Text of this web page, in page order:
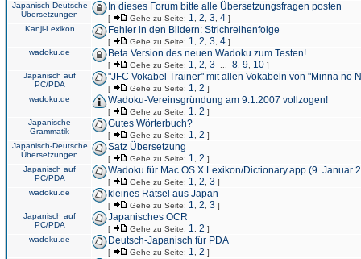
Japanisch-Deutsche
Übersetzungen
In dieses Forum bitte alle Übersetzungsfragen posten
[ Gehe zu Seite: 1 2 3 4 ]
Kanji-Lexikon
Fehler in den Bildern: Strichreihenfolge
[ Gehe zu Seite: 1 2 3 4 ]
wadoku.de
Beta Version des neuen Wadoku zum Testen!
[ Gehe zu Seite: 1 2 3 8 9 10 ]
Japanisch auf
PC/PDA
"JFC Vokabel Trainer" mit allen Vokabeln von "Minna no
[ Gehe zu Seite: 1 2 ]
wadoku.de
Wadoku-Vereinsgründung am 9.1.2007 vollzogen!
[ Gehe zu Seite: 1 2 ]
Japanische
Grammatik
Gutes Wörterbuch?
[ Gehe zu Seite: 1 2 ]
Japanisch-Deutsche
Übersetzungen
Satz Übersetzung
[ Gehe zu Seite: 1 2 ]
Japanisch auf
PC/PDA
Wadoku für Mac OS X Lexikon/Dictionary.app (9. Januar
[ Gehe zu Seite: 1 2 3 ]
wadoku.de
kleines Rätsel aus Japan
[ Gehe zu Seite: 1 2 3 ]
Japanisch auf
PC/PDA
Japanisches OCR
[ Gehe zu Seite: 1 2 ]
wadoku.de
Deutsch-Japanisch für PDA
[ Gehe zu Seite: 1 2 ]